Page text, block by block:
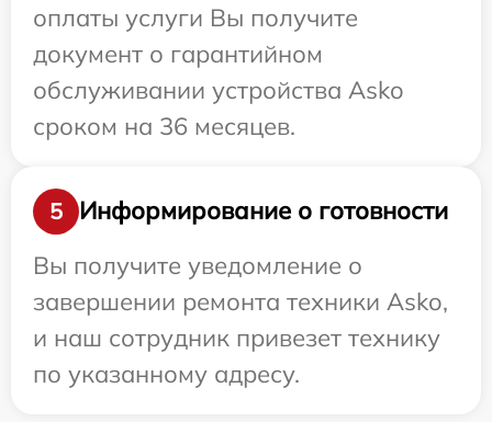
оплаты услуги Вы получите
документ о гарантийном
обслуживании устройства Asko
сроком на 36 месяцев.
5
Информирование о готовности
Вы получите уведомление о
завершении ремонта техники Asko,
и наш сотрудник привезет технику
по указанному адресу.